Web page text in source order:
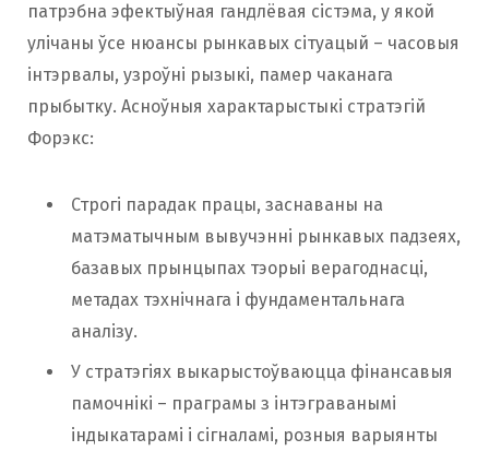
патрэбна эфектыўная гандлёвая сістэма, у якой
улічаны ўсе нюансы рынкавых сітуацый – часовыя
інтэрвалы, узроўні рызыкі, памер чаканага
прыбытку. Асноўныя характарыстыкі стратэгій
Форэкс:
Строгі парадак працы, заснаваны на
матэматычным вывучэнні рынкавых падзеях,
базавых прынцыпах тэорыі верагоднасці,
метадах тэхнічнага і фундаментальнага
аналізу.
У стратэгіях выкарыстоўваюцца фінансавыя
памочнікі – праграмы з інтэграванымі
індыкатарамі і сігналамі, розныя варыянты